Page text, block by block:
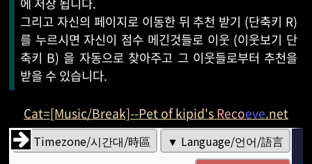
그리고 자신의 페이지로 이동한 뒤 추천 받기 (단축키 R)
를 누르시면 자신이 점수 메긴것들로 이웃 (이웃보기 단
축키 B) 을 자동으로 찾아주고 그 이웃들로부터 추천을
받을 수 있습니다.
Cat=[Music/Break]--Pet of kipid'sRecoeve.net